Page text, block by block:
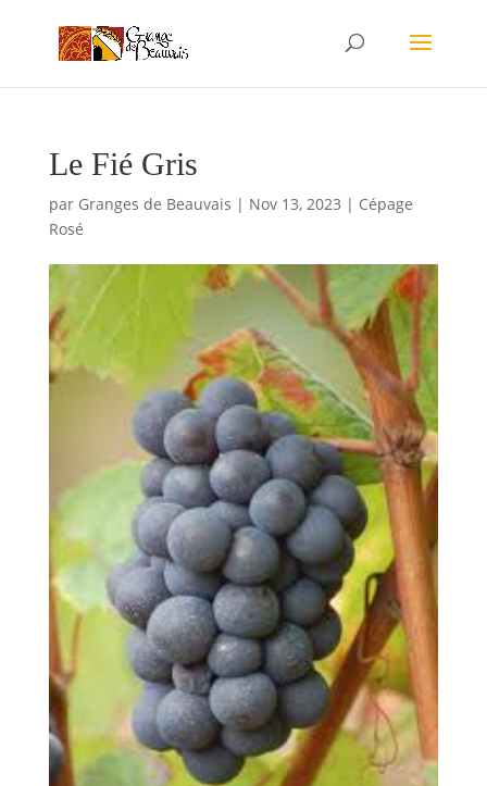
Le Fié Gris
par Granges de Beauvais | Nov 13, 2023 | Cépage
Rosé